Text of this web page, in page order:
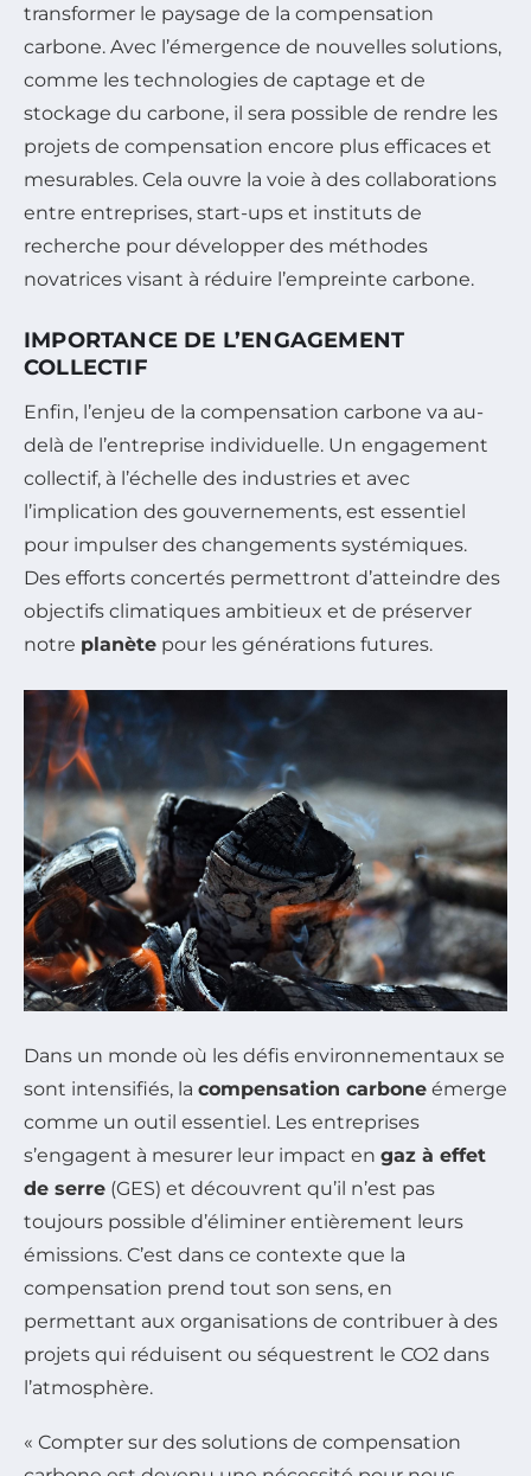
transformer le paysage de la compensation
carbone. Avec l’émergence de nouvelles solutions,
comme les technologies de captage et de
stockage du carbone, il sera possible de rendre les
projets de compensation encore plus efficaces et
mesurables. Cela ouvre la voie à des collaborations
entre entreprises, start-ups et instituts de
recherche pour développer des méthodes
novatrices visant à réduire l’empreinte carbone.
IMPORTANCE DE L’ENGAGEMENT
COLLECTIF
Enfin, l’enjeu de la compensation carbone va au-
delà de l’entreprise individuelle. Un engagement
collectif, à l’échelle des industries et avec
l’implication des gouvernements, est essentiel
pour impulser des changements systémiques.
Des efforts concertés permettront d’atteindre des
objectifs climatiques ambitieux et de préserver
notre planète pour les générations futures.
Dans un monde où les défis environnementaux se
sont intensifiés, la compensation carbone émerge
comme un outil essentiel. Les entreprises
s’engagent à mesurer leur impact en gaz à effet
de serre (GES) et découvrent qu’il n’est pas
toujours possible d’éliminer entièrement leurs
émissions. C’est dans ce contexte que la
compensation prend tout son sens, en
permettant aux organisations de contribuer à des
projets qui réduisent ou séquestrent le CO2 dans
l’atmosphère.
« Compter sur des solutions de compensation